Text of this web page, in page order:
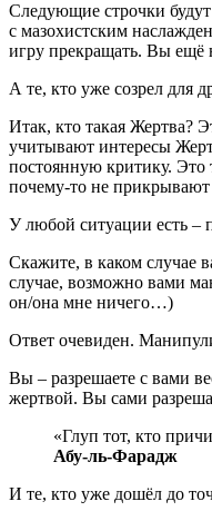
Следующие строчки
с мазохистским
игру прекращать. Вы ещё
А те, кто уже созрел для
Итак, кто такая Жертва?
учитывают интересы
постоянную критику. Это
почему-то не
У любой ситуации есть –
Скажите, в каком случае
случае, возможно вами
он/она мне ничего…)
Ответ очевиден.
Вы – разрешаете с вами
жертвой. Вы сами
«Глуп тот, кто
Абу-ль-Фарадж
И те, кто уже дошёл до